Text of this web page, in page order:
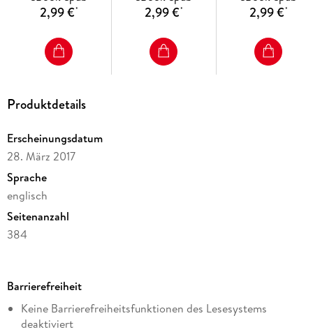
2,99 €* 2,99 €* 2,99 €*
Produktdetails
Erscheinungsdatum
28. März 2017
Sprache
englisch
Seitenanzahl
384
Autor/Autorin
Lynsay Sands
Barrierefreiheit
Keine Barrierefreiheitsfunktionen des Lesesystems
deaktiviert